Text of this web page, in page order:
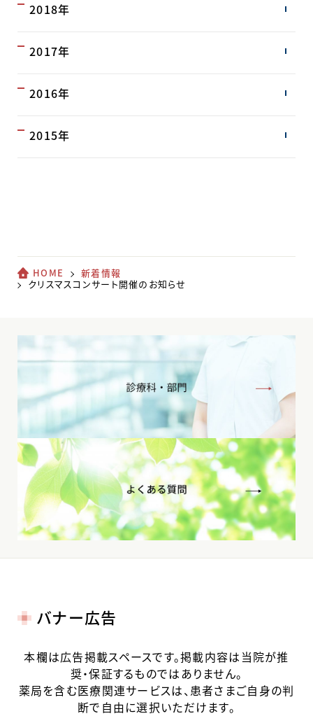
2018年
2017年
2016年
2015年
HOME
新着情報
クリスマスコンサート開催のお知らせ
バナー広告
本欄は広告掲載スペースです。掲載内容は当院が推
奨・保証するものではありません。
薬局を含む医療関連サービスは、患者さまご自身の判
断で自由に選択いただけます。